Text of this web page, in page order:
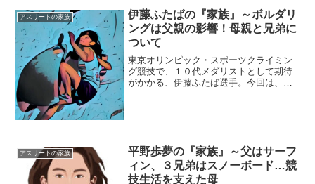
ン（まうり・えぶりん）生年月日：1995
年〈平成7年〉6月2...
アスリートの家族
伊藤ふたばの『家族』～ボルダリ
ングは父親の影響！母親と兄弟に
ついて
東京オリンピック・スポーツクライミン
グ競技で、１０代メダリストとして期待
がかかる、伊藤ふたば選手。今回は、そ
アスリートの家族
平野歩夢の『家族』～父はサーフ
ィン、３兄弟はスノーボード…競
技生活を支えた母